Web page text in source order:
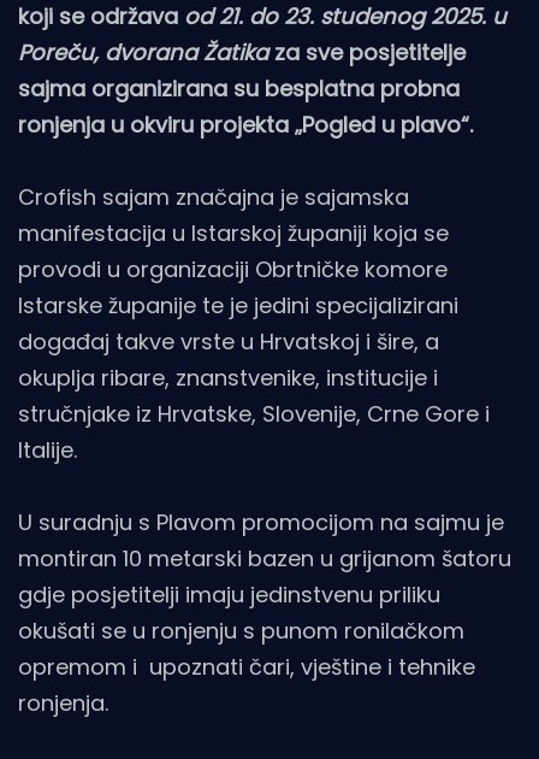
koji se održava od 21. do 23. studenog 2025. u
Poreču, dvorana Žatikaza sve posjetitelje
sajma organizirana su besplatna probna
ronjenja u okviru projekta „Pogled u plavo“.
Crofish sajam značajna je sajamska
manifestacija u Istarskoj županiji koja se
provodi u organizaciji Obrtničke komore
Istarske županije te je jedini specijalizirani
događaj takve vrste u Hrvatskoj i šire, a
okuplja ribare, znanstvenike, institucije i
stručnjake iz Hrvatske, Slovenije, Crne Gore i
Italije.
U suradnju s Plavom promocijom na sajmu je
montiran 10 metarski bazen u grijanom šatoru
gdje posjetitelji imaju jedinstvenu priliku
okušati se u ronjenju s punom ronilačkom
opremom i upoznati čari, vještine i tehnike
ronjenja.